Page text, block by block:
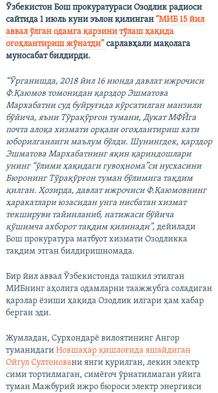
Ўзбекистон Бош прокуратураси Озодлик радиоси
сайтида 1 июль куни эълон қилинган “МИБ 15 йил
аввал ўлган одамга қарзини тўлаш ҳақида
огоҳлантириш жўнатди” сарлавҳали мақолага
муносабат билдирди.
“Ўрганишда, 2018 йил 16 июнда давлат ижрочиси
Ф.Қаюмов томонидан қарздор Эшматова
Мархабатни суд буйруғида кўрсатилган манзили
бўйича, яъни Тўрақўрғон тумани, Дукат МФЙга
почта алоқа хизмати орқали огоҳлантириш хати
юборилганлиги маълум бўлди. Шунингдек, қарздор
Эшматова Мархабатнинг яқин қариндошлари
унинг “ўлими ҳақидаги гувоҳнома”си нусхасини
Бюронинг Тўрақўрғон туман бўлимига тақдим
қилган. Ҳозирда, давлат ижрочиси Ф.Қаюмовнинг
ҳаракатлари юзасидан унга нисбатан хизмат
текшируви тайинланиб, натижаси бўйича
қўшимча ахборот тақдим қилинади”, дейилади
Бош прокуратура матбуот хизмати Озодликка
тақдим этган билдиришномада.
Бир йил аввал Ўзбекистонда ташкил этилган
МИБнинг аҳолига одамларни таажжубга соладиган
қарзлар ёзиши ҳақида Озодлик илгари ҳам хабар
берган эди.
Жумладан, Сурхондарё вилоятининг Ангор
туманидаги Новшаҳар қишлоғида яшайдиган
Ойгул Султоновани янги қурилган, лекин электр
сими тортилмаган, симёғоч ўрнатилмаган уйига
туман Мажбурий ижро бюроси электр энергияси